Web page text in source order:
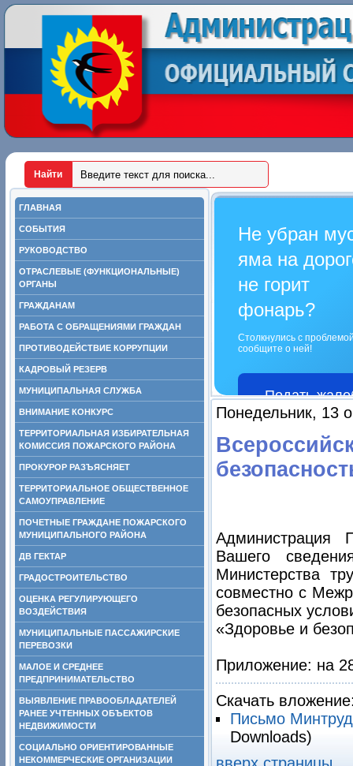
ГЛАВНАЯ
СОБЫТИЯ
РУКОВОДСТВО
ОТРАСЛЕВЫЕ (ФУНКЦИОНАЛЬНЫЕ)
ОРГАНЫ
ГРАЖДАНАМ
РАБОТА С ОБРАЩЕНИЯМИ ГРАЖДАН
ПРОТИВОДЕЙСТВИЕ КОРРУПЦИИ
КАДРОВЫЙ РЕЗЕРВ
МУНИЦИПАЛЬНАЯ СЛУЖБА
ВНИМАНИЕ КОНКУРС
ТЕРРИТОРИАЛЬНАЯ ИЗБИРАТЕЛЬНАЯ
КОМИССИЯ ПОЖАРСКОГО РАЙОНА
ПРОКУРОР РАЗЪЯСНЯЕТ
ТЕРРИТОРИАЛЬНОЕ ОБЩЕСТВЕННОЕ
САМОУПРАВЛЕНИЕ
ПОЧЕТНЫЕ ГРАЖДАНЕ ПОЖАРСКОГО
МУНИЦИПАЛЬНОГО РАЙОНА
ДВ ГЕКТАР
ГРАДОСТРОИТЕЛЬСТВО
ОЦЕНКА РЕГУЛИРУЮЩЕГО
ВОЗДЕЙСТВИЯ
МУНИЦИПАЛЬНЫЕ ПАССАЖИРСКИЕ
ПЕРЕВОЗКИ
МАЛОЕ И СРЕДНЕЕ
ПРЕДПРИНИМАТЕЛЬСТВО
ВЫЯВЛЕНИЕ ПРАВООБЛАДАТЕЛЕЙ
РАНЕЕ УЧТЕННЫХ ОБЪЕКТОВ
НЕДВИЖИМОСТИ
СОЦИАЛЬНО ОРИЕНТИРОВАННЫЕ
НЕКОММЕРЧЕСКИЕ ОРГАНИЗАЦИИ
Не убран
яма на
не горит
фонарь?
Столкнулись с
сообщите о ней!
Подать
Понедельник, 13
Администрация
Вашего
Министерства
совместно с
безопасных
«Здоровье и
Приложение: на
Скачать
Письмо
Downloads)